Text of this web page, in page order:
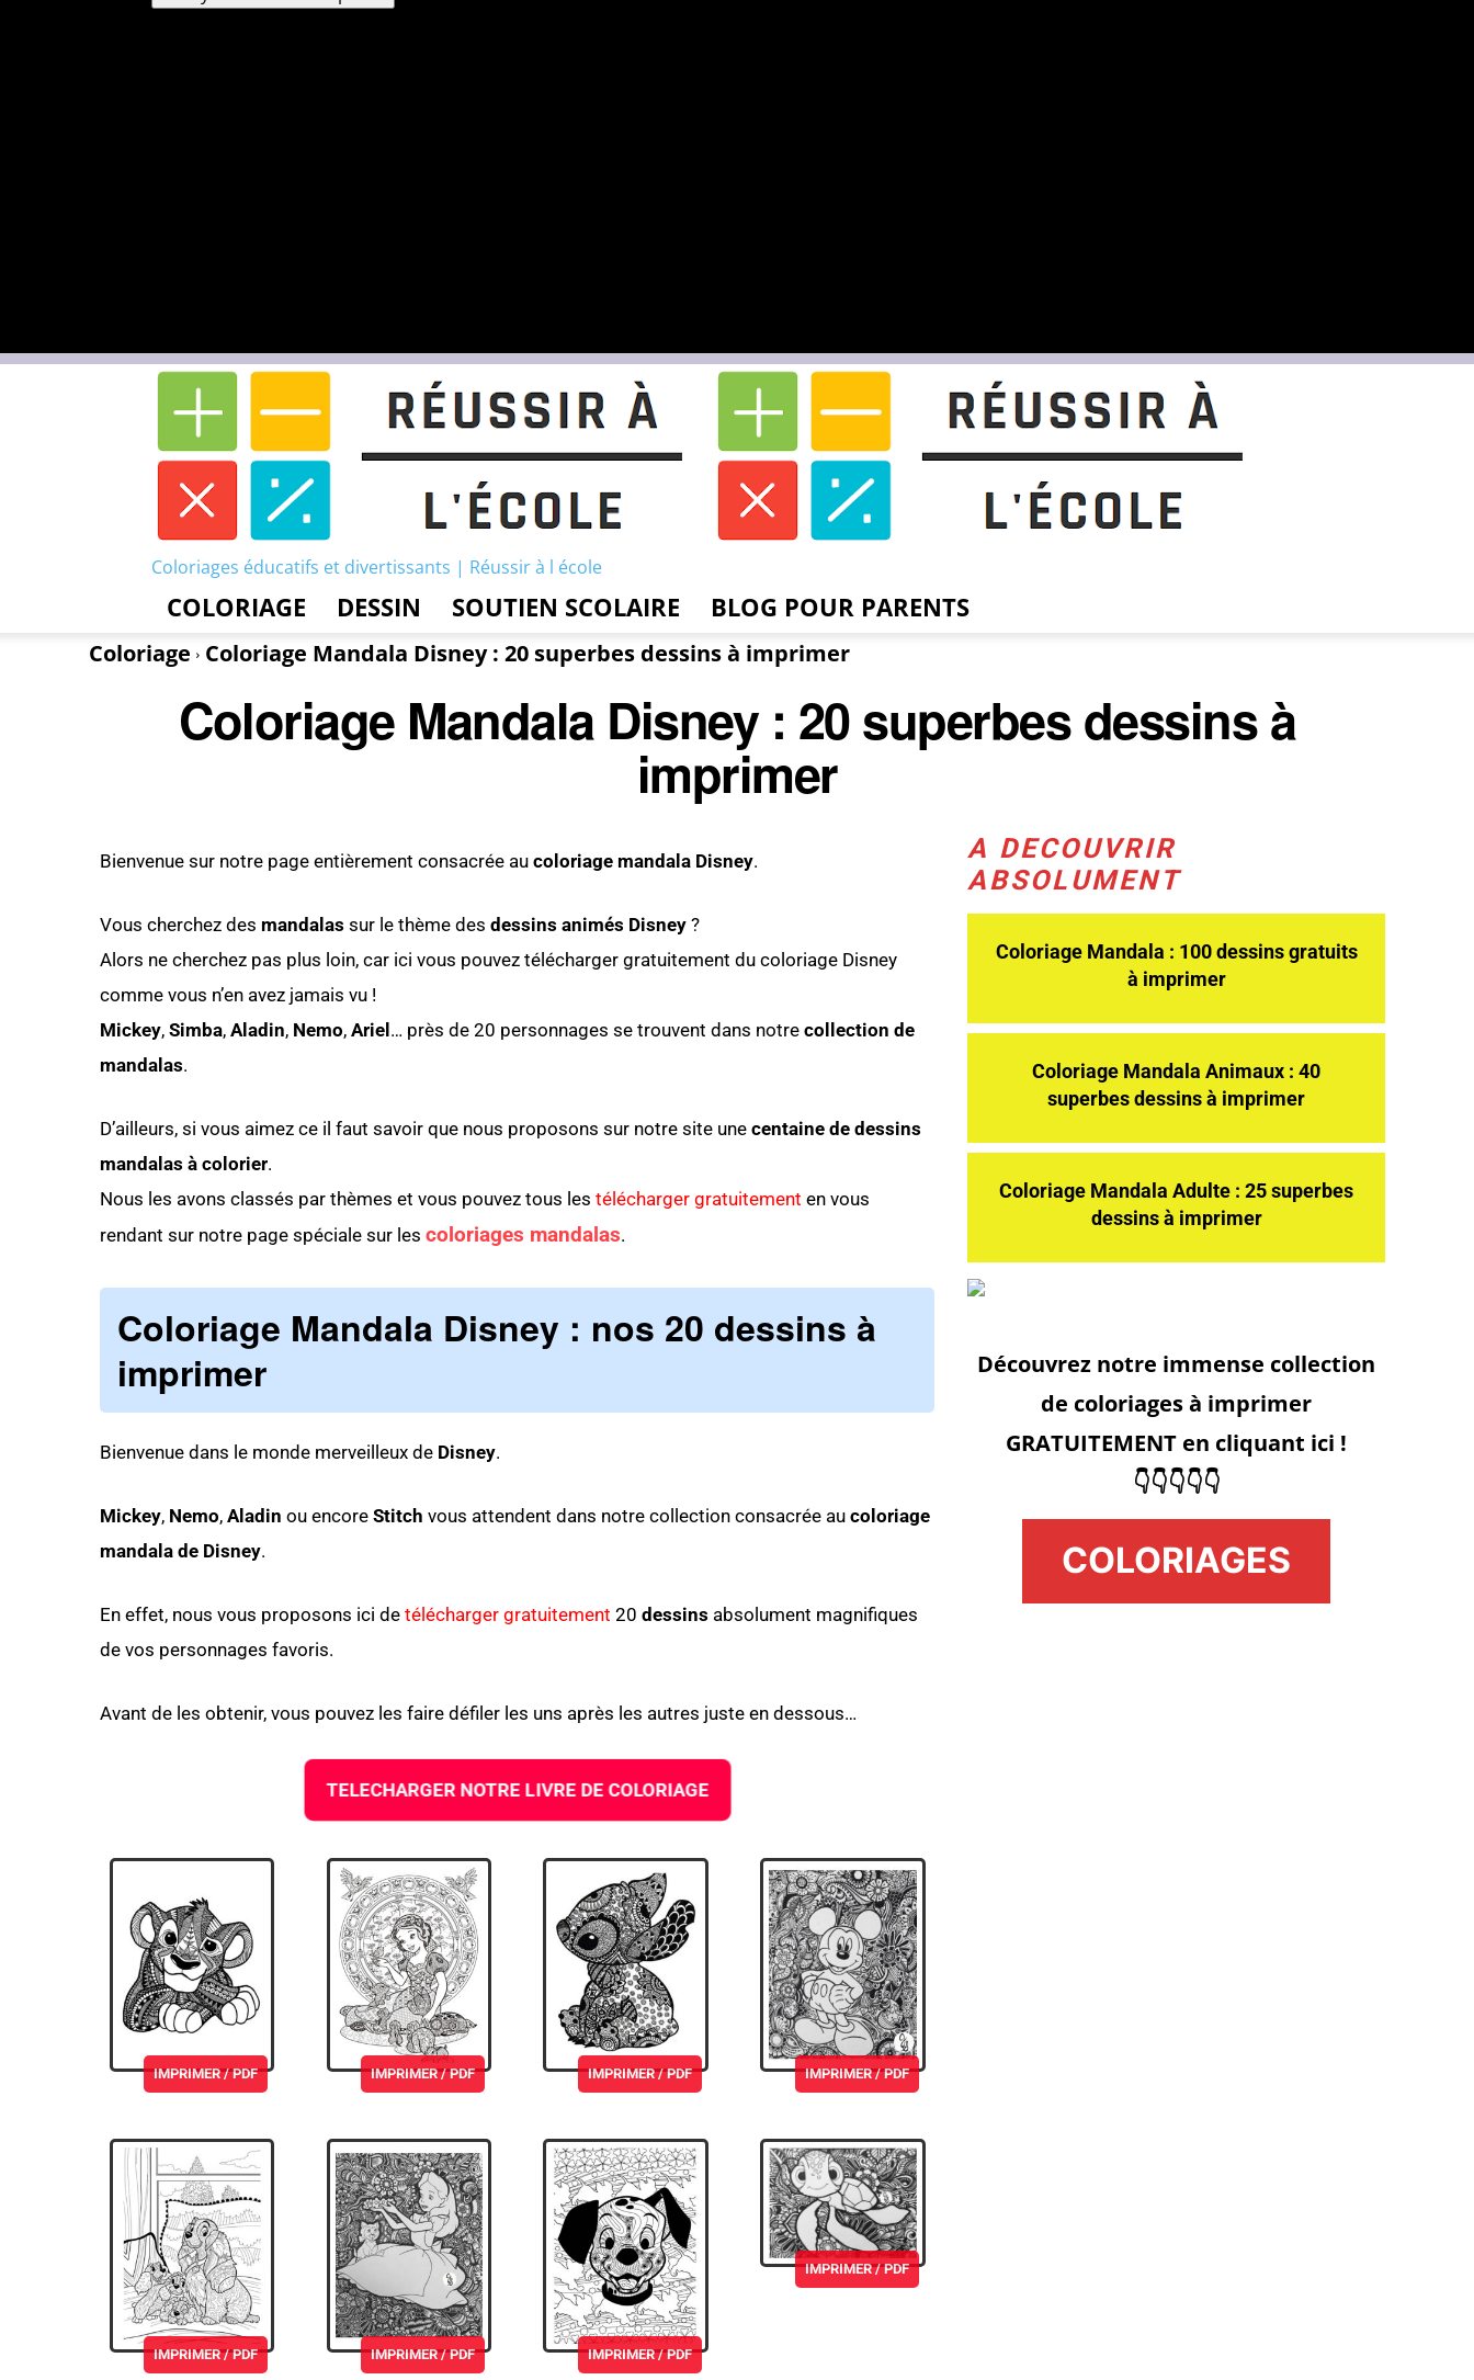
Coloriages éducatifs et divertissants | Réussir à l école
COLORIAGE DESSIN SOUTIEN SCOLAIRE BLOG POUR PARENTS
Coloriage Coloriage Mandala Disney : 20 superbes dessins à imprimer
Coloriage Mandala Disney : 20 superbes dessins à
imprimer
Bienvenue sur notre page entièrement consacrée au coloriage mandala Disney.
Vous cherchez des mandalas sur le thème des dessins animés Disney ?
Alors ne cherchez pas plus loin, car ici vous pouvez télécharger gratuitement du coloriage Disney
comme vous n’en avez jamais vu !
Mickey, Simba, Aladin, Nemo, Ariel … près de 20 personnages se trouvent dans notre collection de
mandalas.
D’ailleurs, si vous aimez ce il faut savoir que nous proposons sur notre site une centaine de dessins
mandalas à colorier.
Nous les avons classés par thèmes et vous pouvez tous les télécharger gratuitement en vous
rendant sur notre page spéciale sur les coloriages mandalas.
Coloriage Mandala Disney : nos 20 dessins à
imprimer
Bienvenue dans le monde merveilleux de Disney.
Mickey, Nemo, Aladin ou encore Stitch vous attendent dans notre collection consacrée au coloriage
mandala de Disney.
En effet, nous vous proposons ici de télécharger gratuitement 20 dessins absolument magnifiques
de vos personnages favoris.
Avant de les obtenir, vous pouvez les faire défiler les uns après les autres juste en dessous…
TELECHARGER NOTRE LIVRE DE COLORIAGE
IMPRIMER / PDF IMPRIMER / PDF IMPRIMER / PDF IMPRIMER / PDF
IMPRIMER / PDF IMPRIMER / PDF IMPRIMER / PDF
IMPRIMER / PDF
A DECOUVRIR
ABSOLUMENT
Coloriage Mandala : 100 dessins gratuits
à imprimer
Coloriage Mandala Animaux : 40
superbes dessins à imprimer
Coloriage Mandala Adulte : 25 superbes
dessins à imprimer
Découvrez notre immense collection
de coloriages à imprimer
GRATUITEMENT en cliquant ici !
👇👇👇👇👇
COLORIAGES